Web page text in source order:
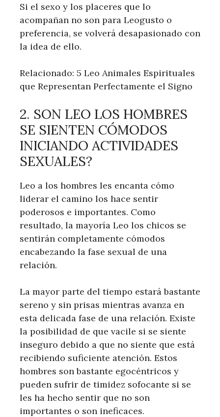
Si el sexo y los placeres que lo
acompañan no son para Leogusto o
preferencia, se volverá desapasionado con
la idea de ello.
Relacionado: 5 Leo Animales Espirituales
que Representan Perfectamente el Signo
2. SON LEO LOS HOMBRES
SE SIENTEN CÓMODOS
INICIANDO ACTIVIDADES
SEXUALES?
Leo a los hombres les encanta cómo
liderar el camino los hace sentir
poderosos e importantes. Como
resultado, la mayoría Leo los chicos se
sentirán completamente cómodos
encabezando la fase sexual de una
relación.
La mayor parte del tiempo estará bastante
sereno y sin prisas mientras avanza en
esta delicada fase de una relación. Existe
la posibilidad de que vacile si se siente
inseguro debido a que no siente que está
recibiendo suficiente atención. Estos
hombres son bastante egocéntricos y
pueden sufrir de timidez sofocante si se
les ha hecho sentir que no son
importantes o son ineficaces.